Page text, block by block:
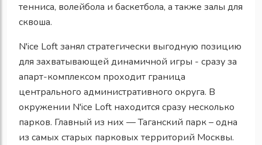
тенниса, волейбола и баскетбола, а также залы для
сквоша.
N'ice Loft занял стратегически выгодную позицию
для захватывающей динамичной игры - сразу за
апарт-комплексом проходит граница
центрального административного округа. В
окружении N'ice Loft находится сразу несколько
парков. Главный из них — Таганский парк – одна
из самых старых парковых территорий Москвы.